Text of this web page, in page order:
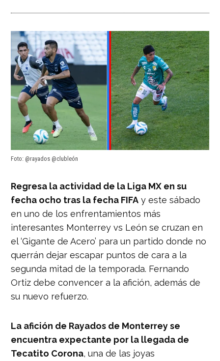
Foto: @rayados @clubleón
Regresa la actividad de la Liga MX en su
fecha ocho tras la fecha FIFA y este sábado
en uno de los enfrentamientos más
interesantes Monterrey vs León se cruzan en
el ‘Gigante de Acero’ para un partido donde no
querrán dejar escapar puntos de cara a la
segunda mitad de la temporada. Fernando
Ortiz debe convencer a la afición, además de
su nuevo refuerzo.
La afición de Rayados de Monterrey se
encuentra expectante por la llegada de
Tecatito Corona, una de las joyas